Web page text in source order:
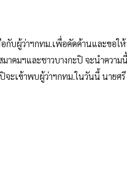
กับผู้ว่าฯกทม.เพื่อคัดค้านและขอให้
าคมฯและชาวบางกะปิ จะนำความ
จะเข้าพบผู้ว่าฯกทม.ในวันนี้ นายศรี